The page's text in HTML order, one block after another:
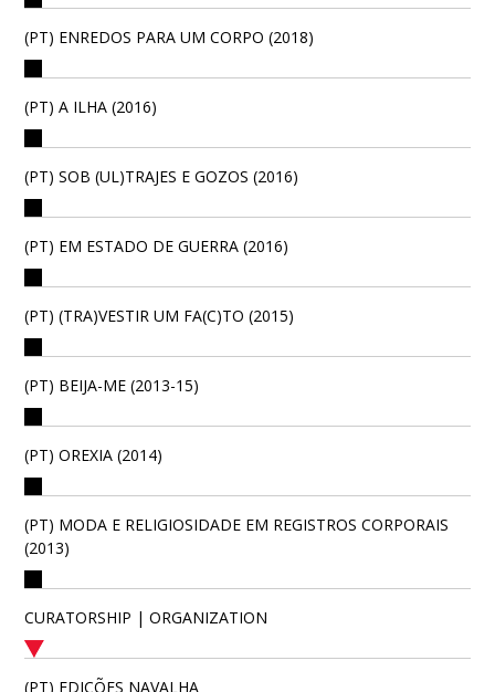
(PT) ENREDOS PARA UM CORPO (2018)
(PT) A ILHA (2016)
(PT) SOB (UL)TRAJES E GOZOS (2016)
(PT) EM ESTADO DE GUERRA (2016)
(PT) (TRA)VESTIR UM FA(C)TO (2015)
(PT) BEIJA-ME (2013-15)
(PT) OREXIA (2014)
(PT) MODA E RELIGIOSIDADE EM REGISTROS CORPORAIS
(2013)
CURATORSHIP | ORGANIZATION
(PT) EDIÇÕES NAVALHA